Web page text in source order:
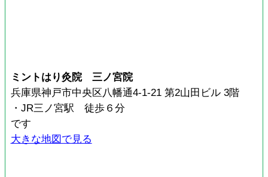
ミントはり灸院 三ノ宮院
兵庫県神戸市中央区八幡通4-1-21 第2山田ビル 3階
・JR三ノ宮駅 徒歩６分
です
大きな地図で見る